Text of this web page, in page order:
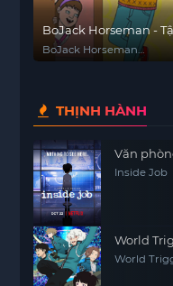
BoJack Horseman -
đặc biệt mừng Giáng
Sinh: Điều ước giáng
BoJack Horseman
THỊNH HÀNH
Văn
Inside Job
World
World